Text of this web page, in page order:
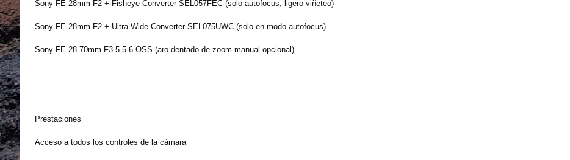
Sony FE 28mm F2 + Fisheye Converter SEL057FEC (solo autofocus, ligero viñeteo)
Sony FE 28mm F2 + Ultra Wide Converter SEL075UWC (solo en modo autofocus)
Sony FE 28-70mm F3.5-5.6 OSS (aro dentado de zoom manual opcional)
Prestaciones
Acceso a todos los controles de la cámara